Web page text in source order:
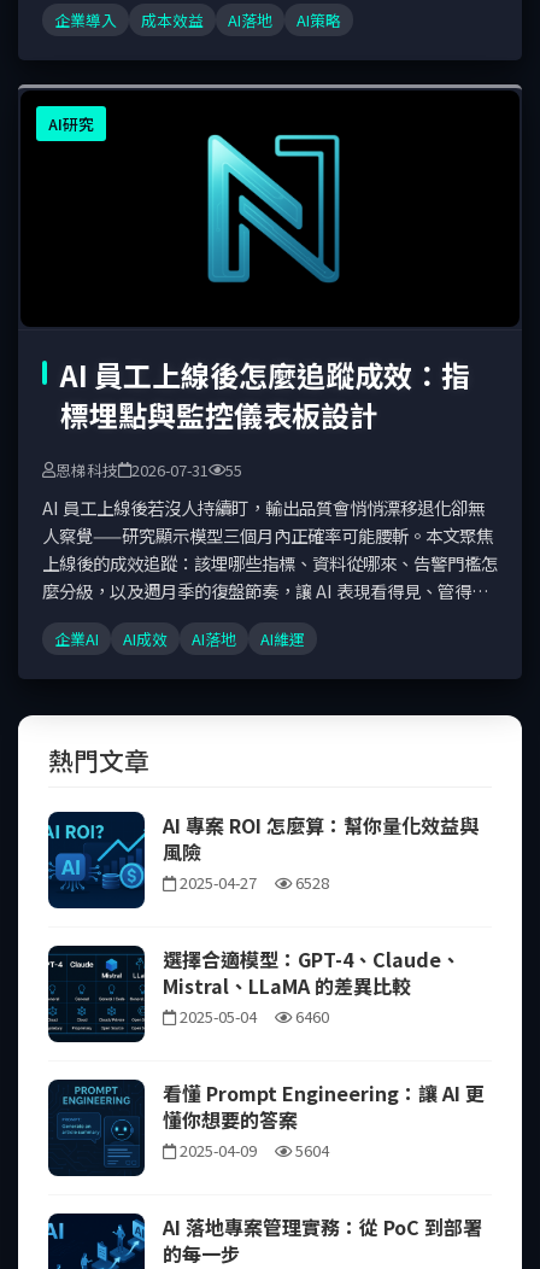
企業導入 成本效益 AI落地 AI策略
AI研究
AI 員工上線後怎麼追蹤成效：指
標埋點與監控儀表板設計
恩梯科技 2026-07-31 55
AI 員工上線後若沒人持續盯，輸出品質會悄悄漂移退化卻無
人察覺——研究顯示模型三個月內正確率可能腰斬。本文聚焦
上線後的成效追蹤：該埋哪些指標、資料從哪來、告警門檻怎
麼分級，以及週月季的復盤節奏，讓 AI 表現看得見、管得
企業AI AI成效 AI落地 AI維運
熱門文章
AI 專案 ROI 怎麼算：幫你量化效益與
風險
2025-04-27 6528
選擇合適模型：GPT-4、Claude、
Mistral、LLaMA 的差異比較
2025-05-04 6460
看懂 Prompt Engineering：讓 AI 更
懂你想要的答案
2025-04-09 5604
AI 落地專案管理實務：從 PoC 到部署
的每一步